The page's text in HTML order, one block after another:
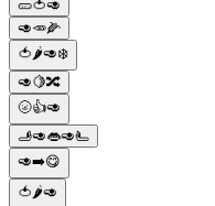
🥒🍅🥑
🥑🥕🌽
🍅🌶🥑❄️
🥑🍋🔀
🌝👍🥑
🫸🥑👄🥑🫷
🥑➡️😋
🍅🌶️🥑